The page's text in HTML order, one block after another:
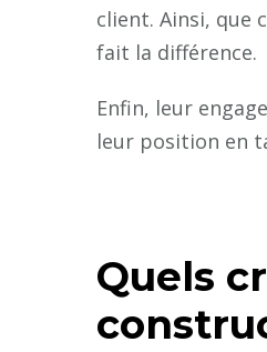
client. Ainsi, que
fait la différence.
Enfin, leur
leur position en
Quels